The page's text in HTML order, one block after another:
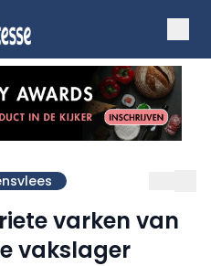
varken van
vakslager